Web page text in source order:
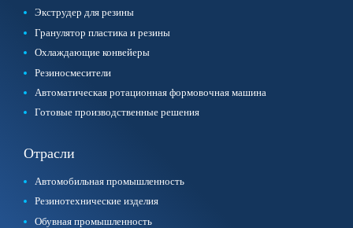
Экструдер для резины
Гранулятор пластика и резины
Охлаждающие конвейеры
Резиносмесители
Автоматическая ротационная формовочная машина
Готовые производственные решения
Отрасли
Автомобильная промышленность
Резинотехнические изделия
Обувная промышленность